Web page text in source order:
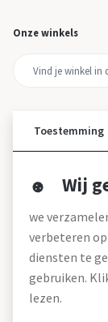
Onze winkels
Over tapijtcentrum
Werken bij
Montageservice
Blog
Toestemming
Wij
we
verbeteren
diensten te
gebruiken.
lezen.